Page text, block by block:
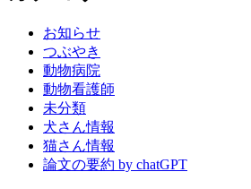
お知らせ
つぶやき
動物病院
動物看護師
未分類
犬さん情報
猫さん情報
論文の要約 by chatGPT